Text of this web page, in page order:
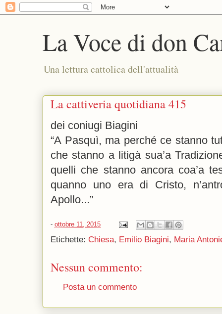
La Voce di don
Una lettura cattolica dell'attualità
La cattiveria quotidiana 415
dei coniugi Biagini
“A Pasquì, ma perché ce stanno
che stanno a litigà sua’a
quelli che stanno ancora coa’a
quanno uno era di Cristo,
Apollo...”
- ottobre 11, 2015
Etichette: Chiesa, Emilio Biagini, Maria
Nessun commento:
Posta un commento